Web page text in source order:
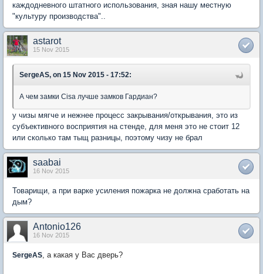
каждодневного штатного использования, зная нашу местную
"культуру производства"..
astarot
15 Nov 2015
SergeAS, on 15 Nov 2015 - 17:52:
А чем замки Cisa лучше замков Гардиан?
у чизы мягче и нежнее процесс закрывания/открывания, это из
субъективного восприятия на стенде, для меня это не стоит 12
или сколько там тыщ разницы, поэтому чизу не брал
saabai
16 Nov 2015
Товарищи, а при варке усиления пожарка не должна сработать на
дым?
Antonio126
16 Nov 2015
SergeAS, а какая у Вас дверь?